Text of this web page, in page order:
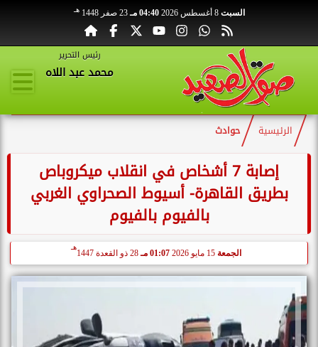
السبت 8 أغسطس 2026 04:40 مـ 23 صفر 1448 هـ
رئيس التحرير
محمد عبد اللاه
الرئيسية حوادث
إصابة 7 أشخاص في انقلاب ميكروباص
بطريق القاهرة- أسيوط الصحراوي الغربي
بالفيوم بالفيوم
الجمعة 01:07 مـ 28 ذو القعدة 1447
هـ